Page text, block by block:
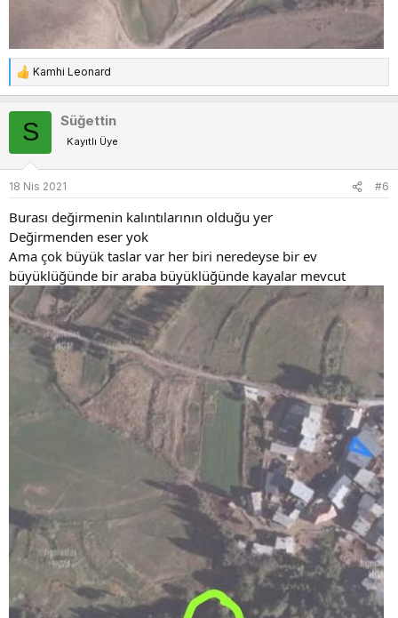
T
e
p
l
e
r
Kamhi Leonard
S Süğettin
Kayıtlı Üye
18 Nis 2021 #6
Burası değirmenin kalıntılarının olduğu yer
Değirmenden eser yok
Ama çok büyük taslar var her biri neredeyse bir ev
büyüklüğünde bir araba büyüklüğünde kayalar mevcut